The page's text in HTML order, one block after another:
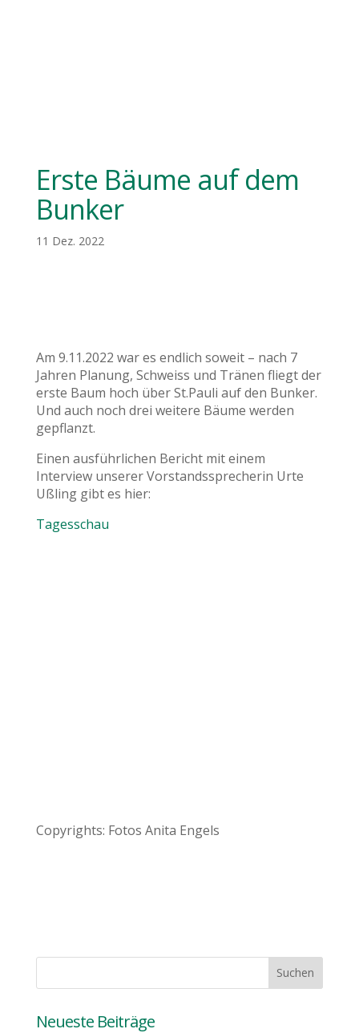
Erste Bäume auf dem
Bunker
11 Dez. 2022
Am 9.11.2022 war es endlich soweit – nach 7
Jahren Planung, Schweiss und Tränen fliegt der
erste Baum hoch über St.Pauli auf den Bunker.
Und auch noch drei weitere Bäume werden
gepflanzt.
Einen ausführlichen Bericht mit einem
Interview unserer Vorstandssprecherin Urte
Ußling gibt es hier:
Tagesschau
Copyrights: Fotos Anita Engels
Neueste Beiträge